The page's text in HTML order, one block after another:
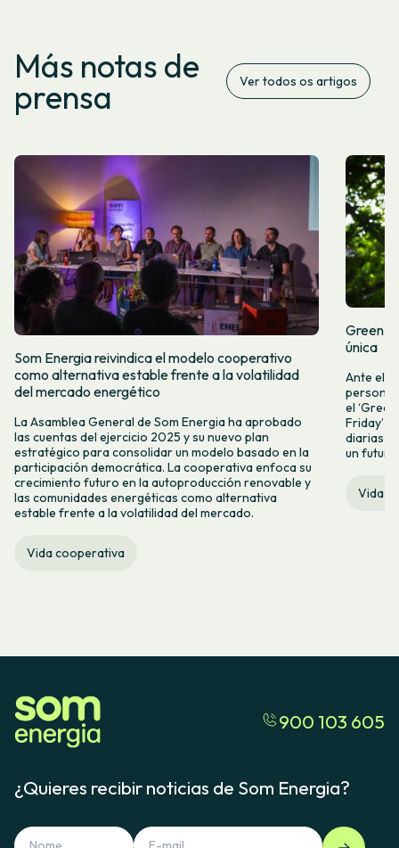
Más notas de
prensa Ver todos os artigos
Som Energia reivindica el modelo cooperativo
como alternativa estable frente a la volatilidad
del mercado energético
La Asamblea General de Som Energia ha aprobado
las cuentas del ejercicio 2025 y su nuevo plan
estratégico para consolidar un modelo basado en la
participación democrática. La cooperativa enfoca su
crecimiento futuro en la autoproducción renovable y
las comunidades energéticas como alternativa
estable frente a la volatilidad del mercado.
Vida cooperativa
Green
única
Ante el
el
Friday’
diarias y
un
Vida
900 103 605
¿Quieres recibir noticias de Som Energia?